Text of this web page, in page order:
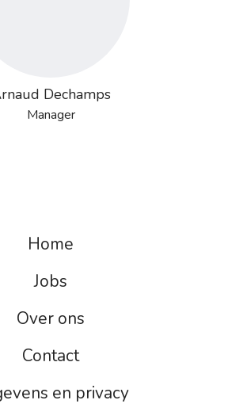
Dechamps
Manager
Home
Jobs
Over ons
Contact
en privacy